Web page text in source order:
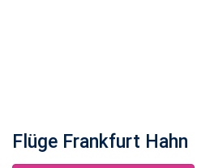
Flüge Frankfurt Hahn